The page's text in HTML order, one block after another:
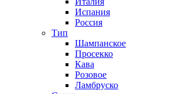
Испания
Россия
Тип
Шампанское
Просекко
Кава
Розовое
Ламбруско